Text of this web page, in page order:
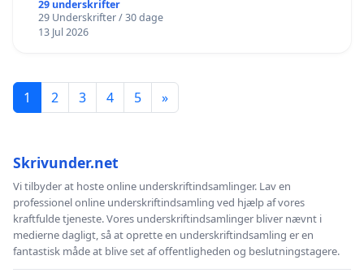
29 underskrifter
29 Underskrifter / 30 dage
13 Jul 2026
1 2 3 4 5 »
Skrivunder.net
Vi tilbyder at hoste online underskriftindsamlinger. Lav en
professionel online underskriftindsamling ved hjælp af vores
kraftfulde tjeneste. Vores underskriftindsamlinger bliver nævnt i
medierne dagligt, så at oprette en underskriftindsamling er en
fantastisk måde at blive set af offentligheden og beslutningstagere.